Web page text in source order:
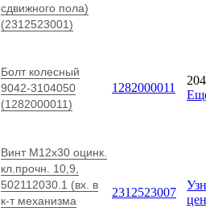
сдвижного пола)
(2312523001)
Болт колесный
9042-3104050
(1282000011)
1282000011
Винт М12х30 оцинк.
кл.прочн. 10,9,
502112030.1 (вх. в
к-т механизма
2312523007